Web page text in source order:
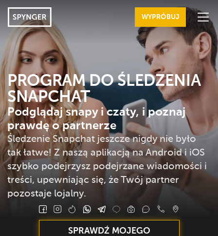
FUNKCJE
OZNAKI ZDRADY
KORZYŚCI
OPINIE
JAK ZACZĄĆ
ZALOGUJ
FAQ
BLOG
WYPRÓBUJ
PROGRAM DO ŚLEDZENIA
SNAPCHAT
Podglądaj snapy i czaty, i poznaj
prawdę o partnerze
Śledzenie Snapchat jeszcze nigdy nie było
tak łatwe! Z naszą aplikacją na Android i iOS
szybko podejrzysz podejrzane wiadomości i
treści, upewniając się, że Twój partner
pozostaje lojalny.
SPRAWDŹ MOJEGO